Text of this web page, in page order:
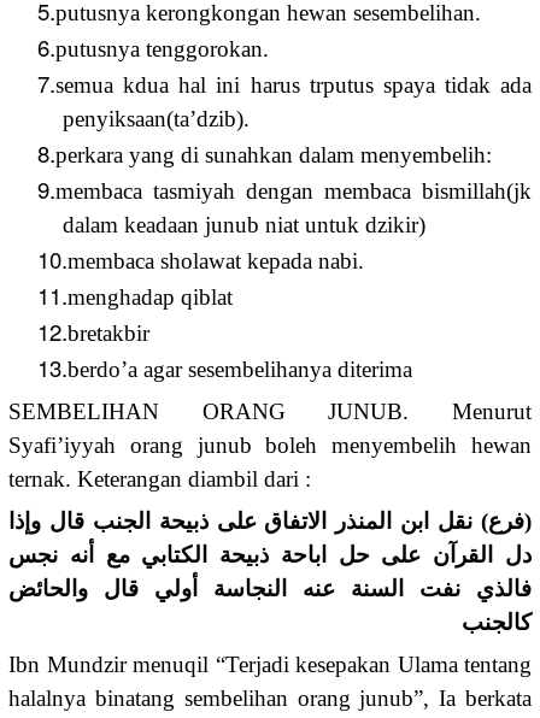
5.putusnya kerongkongan hewan sesembelihan.
6.putusnya tenggorokan.
7.semua kdua hal ini harus trputus spaya tidak ada
penyiksaan(ta’dzib).
8.perkara yang di sunahkan dalam menyembelih:
9.membaca tasmiyah dengan membaca bismillah(jk
dalam keadaan junub niat untuk dzikir)
10.membaca sholawat kepada nabi.
11.menghadap qiblat
12.bretakbir
13.berdo’a agar sesembelihanya diterima
SEMBELIHAN ORANG JUNUB. Menurut
Syafi’iyyah orang junub boleh menyembelih hewan
ternak. Keterangan diambil dari :
(فرع) نقل ابن المنذر الاتفاق على ذبيحة الجنب قال وإذا
دل القرآن على حل اباحة ذبيحة الكتابي مع أنه نجس
فالذي نفت السنة عنه النجاسة أولي قال والحائض
كالجنب
Ibn Mundzir menuqil “Terjadi kesepakan Ulama tentang
halalnya binatang sembelihan orang junub”, Ia berkata